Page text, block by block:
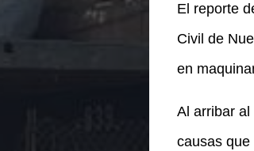
El reporte
Civil de
en
Al arribar
causas